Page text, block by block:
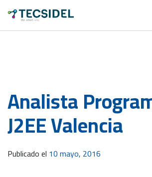
Analista
J2EE Valencia
Publicado el 10 mayo, 2016